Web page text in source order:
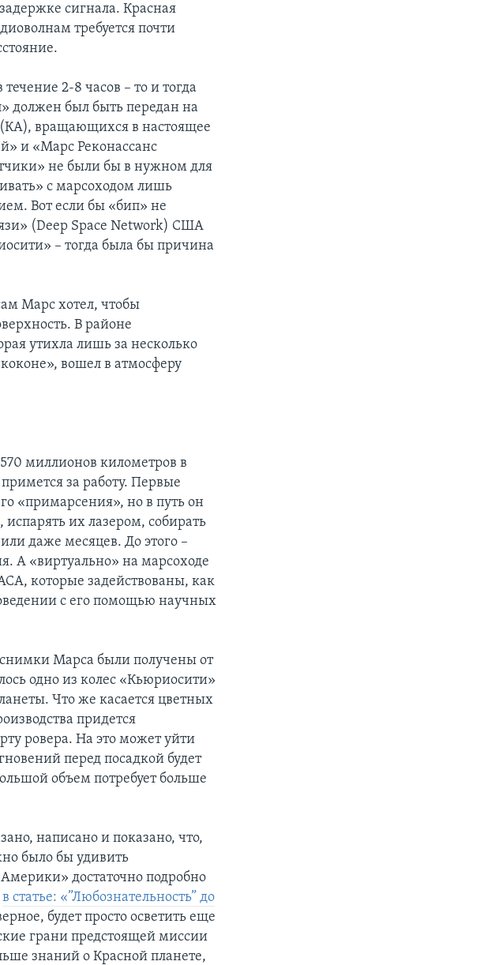
сигнала. Красная
требуется почти
2-8 часов – то и тогда
должен был быть передан на
вращающихся в настоящее
и «Марс Реконассанс
не были бы в нужном для
с марсоходом лишь
Вот если бы «бип» не
(Deep Space Network) США
– тогда была бы причина
Марс хотел, чтобы
В районе
утихла лишь за несколько
вошел в атмосферу
миллионов километров в
за работу. Первые
«примарсения», но в путь он
испарять их лазером, собирать
даже месяцев. До этого –
А «виртуально» на марсоходе
которые задействованы, как
с его помощью научных
Марса были получены от
одно из колес «Кьюриосити»
Что же касается цветных
придется
ровера. На это может уйти
перед посадкой будет
объем потребует больше
написано и показано, что,
было бы удивить
достаточно подробно
в статье: «”Любознательность” до
будет просто осветить еще
грани предстоящей миссии
знаний о Красной планете,